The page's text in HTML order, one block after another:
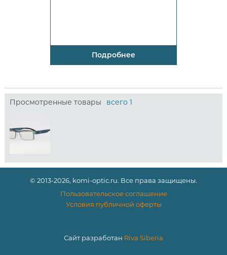
Подробнее
Просмотренные товары всего 1
© 2013-2026, komi-optic.ru. Все права защищены.
Пользовательское соглашение
Условия публичной оферты
Сайт разработан Riva Siberia